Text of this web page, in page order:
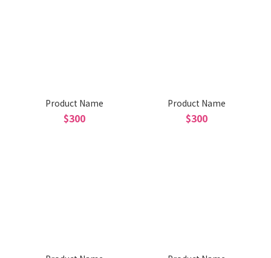
Product Name
$300
Product Name
$300